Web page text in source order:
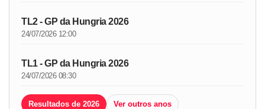
TL2 - GP da Hungria 2026
24/07/2026 12:00
TL1 - GP da Hungria 2026
24/07/2026 08:30
Resultados de 2026 Ver outros anos